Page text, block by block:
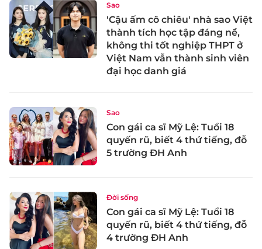
Sao
'Cậu ấm cô chiêu' nhà sao Việt
thành tích học tập đáng nể,
không thi tốt nghiệp THPT ở
Việt Nam vẫn thành sinh viên
đại học danh giá
Sao
Con gái ca sĩ Mỹ Lệ: Tuổi 18
quyến rũ, biết 4 thứ tiếng, đỗ
5 trường ĐH Anh
Đời sống
Con gái ca sĩ Mỹ Lệ: Tuổi 18
quyến rũ, biết 4 thứ tiếng, đỗ
4 trường ĐH Anh